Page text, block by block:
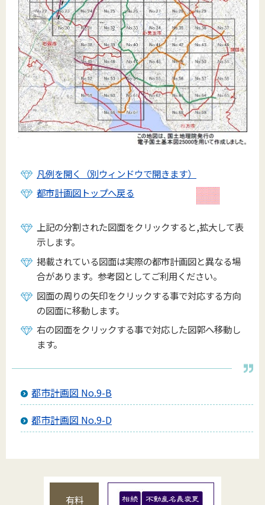
凡例を開く（別ウィンドウで開きます）
都市計画図トップへ戻る
上記の分割された図面をクリックすると,拡大して表
示します。
掲載されている図面は実際の都市計画図と異なる場
合があります。参考図としてご利用ください。
図面の周りの矢印をクリックする事で対応する方向
の図面に移動します。
右の図面をクリックする事で対応した図郭へ移動し
ます。
都市計画図 No.9-B
都市計画図 No.9-D
有料